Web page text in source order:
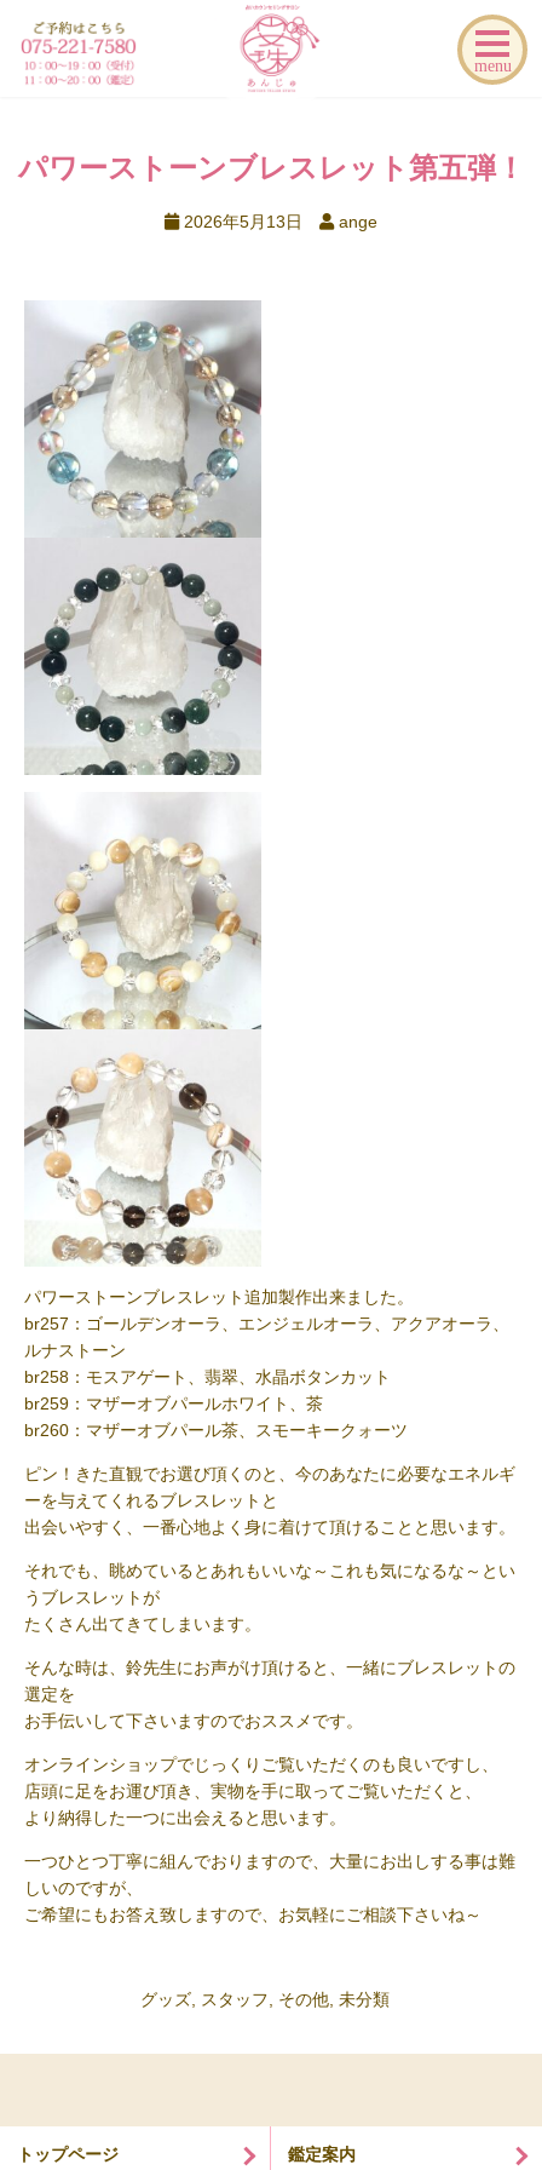
menu
パワーストーンブレスレット第五弾！
2026年5月13日 ange
パワーストーンブレスレット追加製作出来ました。
br257：ゴールデンオーラ、エンジェルオーラ、アクアオーラ、
ルナストーン
br258：モスアゲート、翡翠、水晶ボタンカット
br259：マザーオブパールホワイト、茶
br260：マザーオブパール茶、スモーキークォーツ
ピン！きた直観でお選び頂くのと、今のあなたに必要なエネルギ
ーを与えてくれるブレスレットと
出会いやすく、一番心地よく身に着けて頂けることと思います。
それでも、眺めているとあれもいいな～これも気になるな～とい
うブレスレットが
たくさん出てきてしまいます。
そんな時は、鈴先生にお声がけ頂けると、一緒にブレスレットの
選定を
お手伝いして下さいますのでおススメです。
オンラインショップでじっくりご覧いただくのも良いですし、
店頭に足をお運び頂き、実物を手に取ってご覧いただくと、
より納得した一つに出会えると思います。
一つひとつ丁寧に組んでおりますので、大量にお出しする事は難
しいのですが、
ご希望にもお答え致しますので、お気軽にご相談下さいね～
グッズ スタッフ その他 未分類
トップページ 鑑定案内